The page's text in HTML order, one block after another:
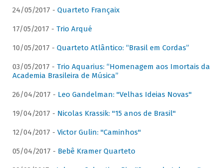
24/05/2017 - Quarteto Françaix
17/05/2017 - Trio Arqué
10/05/2017 - Quarteto Atlântico: “Brasil em Cordas”
03/05/2017 - Trio Aquarius: “Homenagem aos Imortais da
Academia Brasileira de Música”
26/04/2017 - Leo Gandelman: "Velhas Ideias Novas"
19/04/2017 - Nicolas Krassik: "15 anos de Brasil"
12/04/2017 - Victor Gulin: "Caminhos"
05/04/2017 - Bebê Kramer Quarteto